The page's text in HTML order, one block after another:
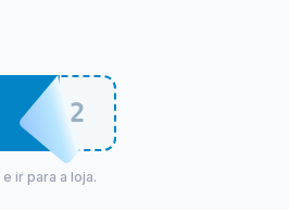
ir para a loja.